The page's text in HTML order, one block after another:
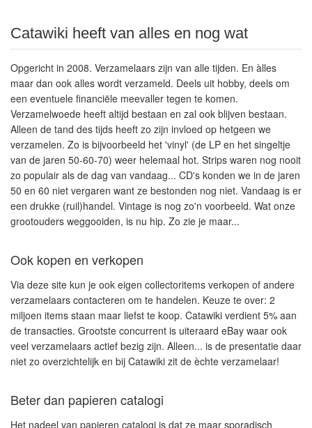
Catawiki heeft van alles en nog wat
Opgericht in 2008. Verzamelaars zijn van alle tijden. En àlles
maar dan ook alles wordt verzameld. Deels uit hobby, deels om
een eventuele financiële meevaller tegen te komen.
Verzamelwoede heeft altijd bestaan en zal ook blijven bestaan.
Alleen de tand des tijds heeft zo zijn invloed op hetgeen we
verzamelen. Zo is bijvoorbeeld het 'vinyl' (de LP en het singeltje
van de jaren 50-60-70) weer helemaal hot. Strips waren nog nooit
zo populair als de dag van vandaag... CD's konden we in de jaren
50 en 60 niet vergaren want ze bestonden nog niet. Vandaag is er
een drukke (ruil)handel. Vintage is nog zo'n voorbeeld. Wat onze
grootouders weggooiden, is nu hip. Zo zie je maar...
Ook kopen en verkopen
Via deze site kun je ook eigen collectoritems verkopen of andere
verzamelaars contacteren om te handelen. Keuze te over: 2
miljoen items staan maar liefst te koop. Catawiki verdient 5% aan
de transacties. Grootste concurrent is uiteraard eBay waar ook
veel verzamelaars actief bezig zijn. Alleen... is de presentatie daar
niet zo overzichtelijk en bij Catawiki zit de èchte verzamelaar!
Beter dan papieren catalogi
Het nadeel van papieren catalogi is dat ze maar sporadisch